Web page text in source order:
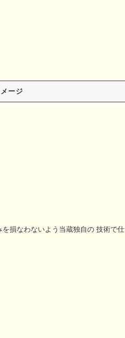
ージ
損なわないよう当蔵独自の 技術で仕